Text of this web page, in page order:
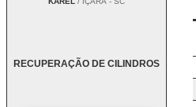
RECUPERAÇÃO DE CILINDROS